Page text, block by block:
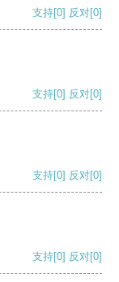
支持[0] 反对[0]
支持[0] 反对[0]
支持[0] 反对[0]
支持[0] 反对[0]